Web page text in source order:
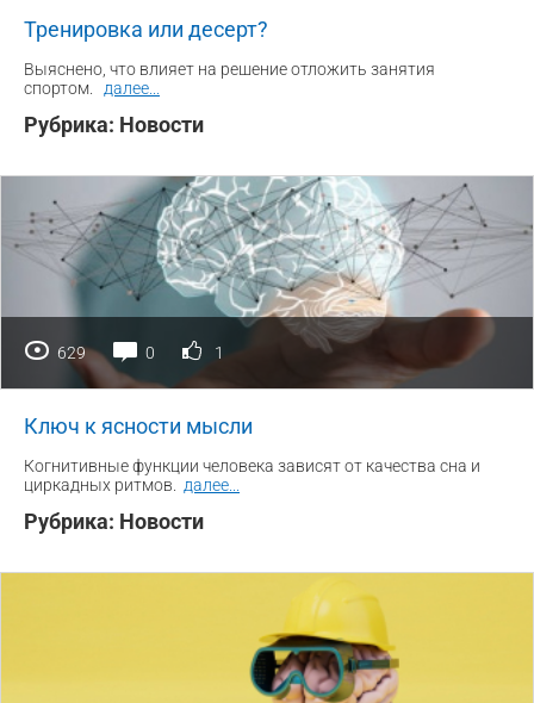
Тренировка или десерт?
Выяснено, что влияет на решение отложить занятия
спортом.
далее
Рубрика: Новости
629 0 1
Ключ к ясности мысли
Когнитивные функции человека зависят от качества сна и
циркадных ритмов.
далее
Рубрика: Новости